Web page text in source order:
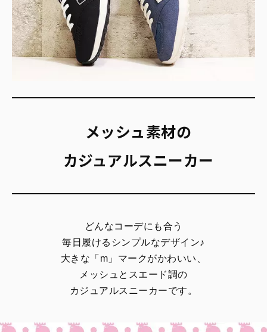
メッシュ素材の
カジュアルスニーカー
どんなコーデにも合う
毎日履けるシンプルなデザイン♪
大きな「m」マークがかわいい、
メッシュとスエード調の
カジュアルスニーカーです。